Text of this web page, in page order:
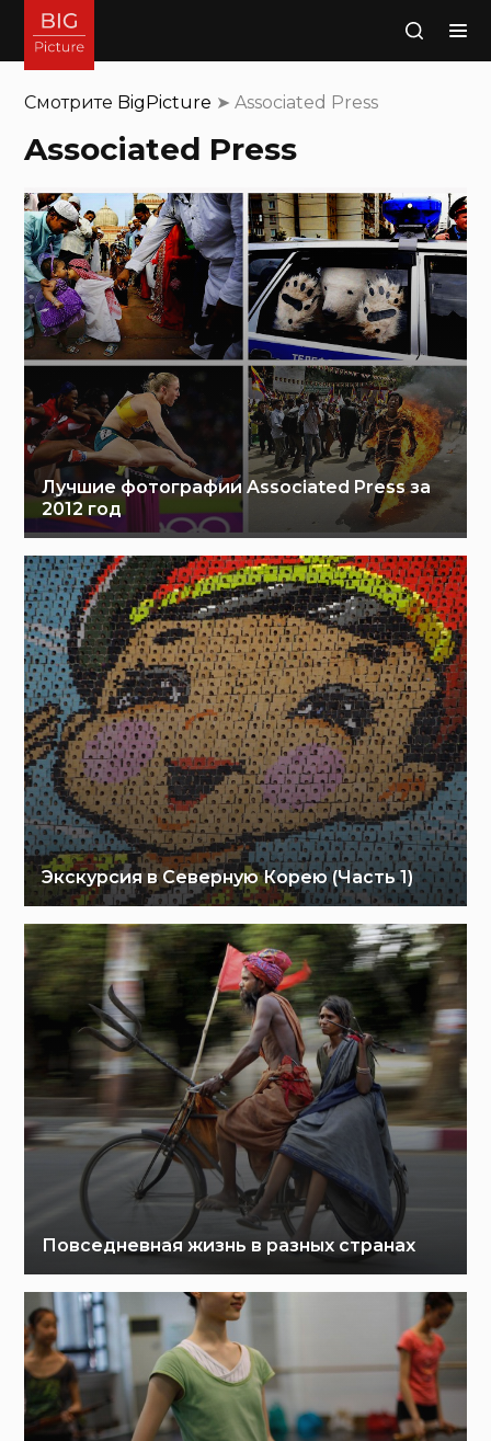
Поиск
Смотрите BigPicture ➤Associated Press
Associated Press
Лучшие фотографии Associated Press за
2012 год
Экскурсия в Северную Корею (Часть 1)
Повседневная жизнь в разных странах